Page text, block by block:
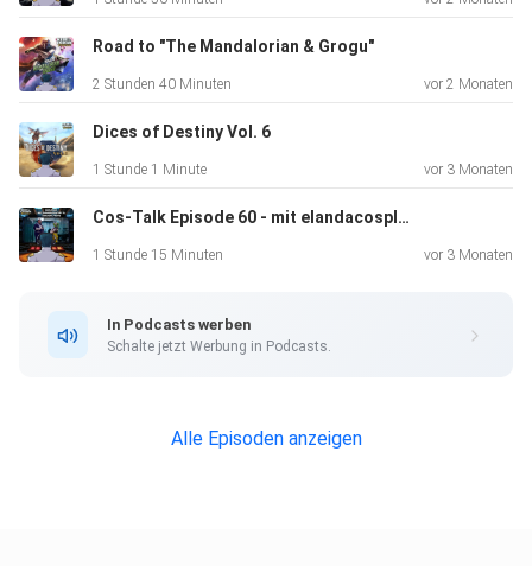
euer Feedback zur Folge und darauf, euch bei den
nächsten Episoden
Eigentümern. Star Wars Themes by John Williams Show
Clips by
https://open.spotify.com/show/04P3i1D97IUcolvzz5gpC
M?si=ae4dff7be83a406b
Road to "The Mandalorian & Grogu"
2 Stunden 40 Minuten vor 2 Monaten
Dices of Destiny Vol. 6
1 Stunde 1 Minute vor 3 Monaten
Cos-Talk Episode 60 - mit elandacosplay & shadow.props
1 Stunde 15 Minuten vor 3 Monaten
In Podcasts werben
Schalte jetzt Werbung in Podcasts.
Alle Episoden anzeigen